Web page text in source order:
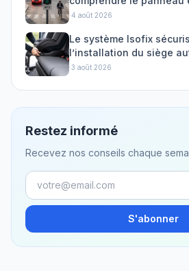
·4 août 2026
Le système Isofix
l’installation du siège
·3 août 2026
Restez informé
Recevez nos conseils chaque
S'abonner